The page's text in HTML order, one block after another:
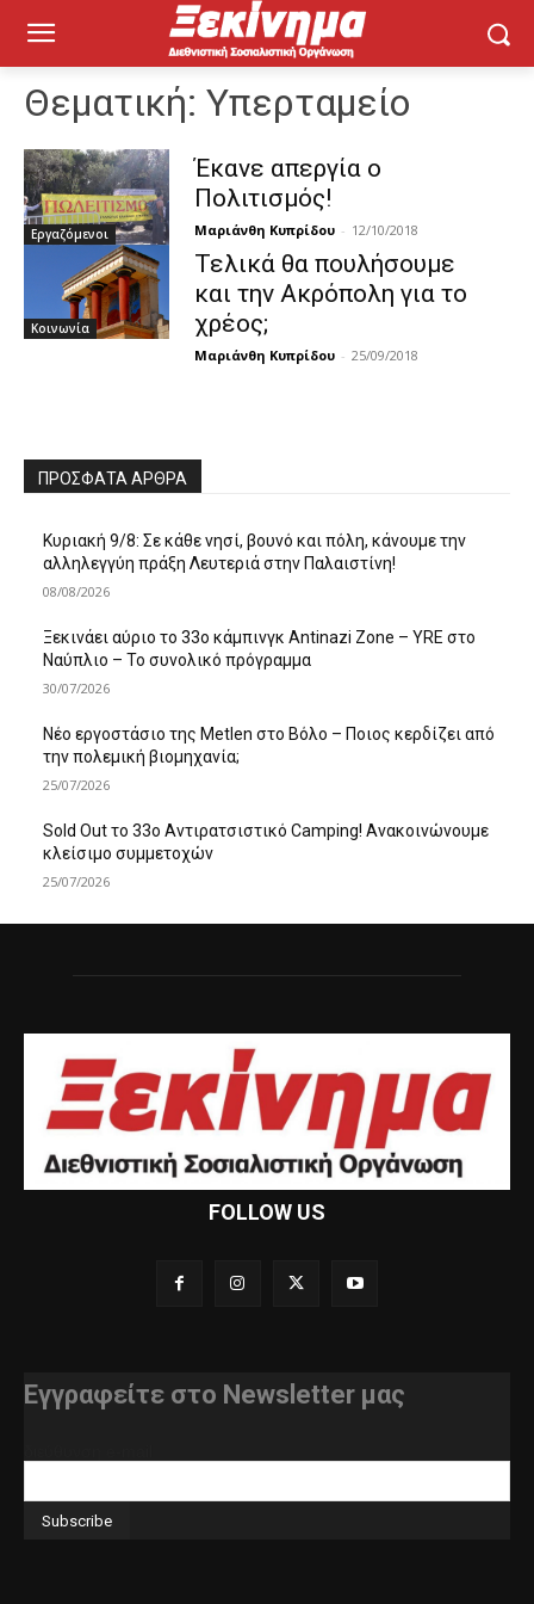
Θεματική: Υπερταμείο
Εργαζόμενοι
Έκανε απεργία ο
Πολιτισμός!
Μαριάνθη Κυπρίδου - 12/10/2018
Κοινωνία
Τελικά θα πουλήσουμε
και την Ακρόπολη για το
χρέος;
Μαριάνθη Κυπρίδου - 25/09/2018
ΠΡΌΣΦΑΤΑ ΆΡΘΡΑ
Κυριακή 9/8: Σε κάθε νησί, βουνό και πόλη, κάνουμε την
αλληλεγγύη πράξη Λευτεριά στην Παλαιστίνη!
08/08/2026
Ξεκινάει αύριο το 33ο κάμπινγκ Antinazi Zone – YRE στο
Ναύπλιο – Το συνολικό πρόγραμμα
30/07/2026
Νέο εργοστάσιο της Metlen στο Βόλο – Ποιος κερδίζει από
την πολεμική βιομηχανία;
25/07/2026
Sold Out το 33ο Αντιρατσιστικό Camping! Ανακοινώνουμε
κλείσιμο συμμετοχών
25/07/2026
FOLLOW US
Εγγραφείτε στο Newsletter μας